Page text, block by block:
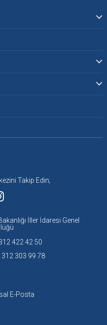
Takip Edin;
İller İdaresi Genel
422 42 50
312 303 99 78
E-Posta